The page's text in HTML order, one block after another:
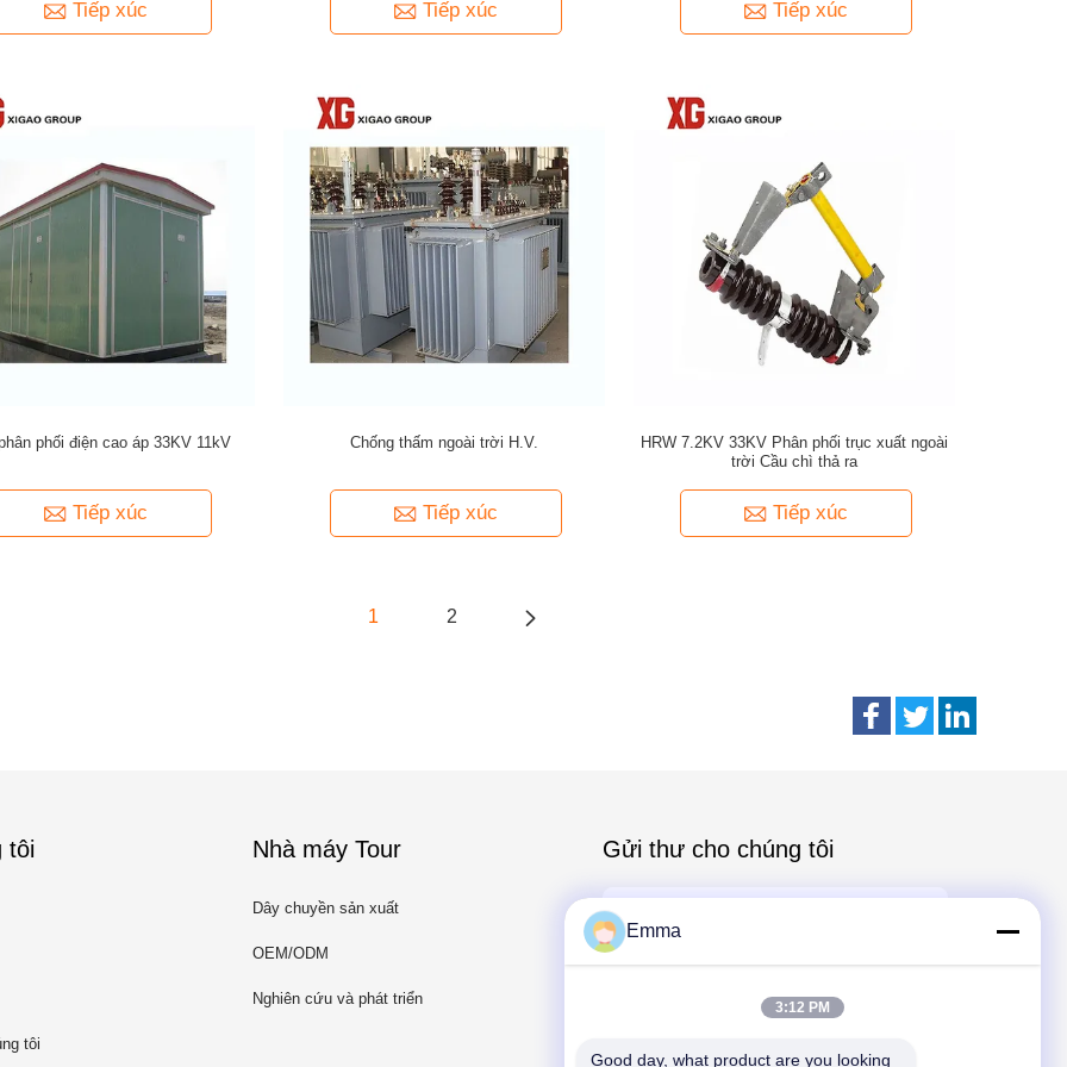
Tiếp xúc Tiếp xúc Tiếp xúc
phối điện cao áp 33KV 11kV
Tiếp xúc
Chống thấm ngoài trời H.V.
Tiếp xúc
HRW 7.2KV 33KV Phân phối trục xuất ngoài
trời Cầu chì thả ra
Tiếp xúc
1 2
tôi
tôi
Nhà máy Tour
Dây chuyền sản xuất
OEM/ODM
Nghiên cứu và phát triển
Gửi thư cho chúng tôi
Emma
3:12 PM
Good day, what product are you looking